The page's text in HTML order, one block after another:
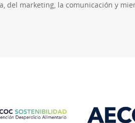
del marketing, la comunicación y